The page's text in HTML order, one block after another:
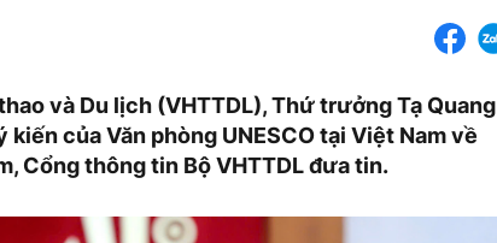
và Du lịch (VHTTDL), Thứ trưởng Tạ Quang
của Văn phòng UNESCO tại Việt Nam về
Cổng thông tin Bộ VHTTDL đưa tin.